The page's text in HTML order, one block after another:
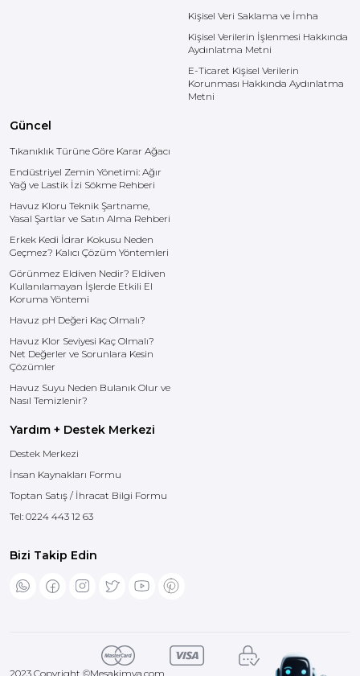
Kişisel Veri Saklama ve İmha
Kişisel Verilerin İşlenmesi Hakkında
Aydınlatma Metni
E-Ticaret Kişisel Verilerin
Korunması Hakkında Aydınlatma
Metni
Güncel
Tıkanıklık Türüne Göre Karar Ağacı
Endüstriyel Zemin Yönetimi: Ağır
Yağ ve Lastik İzi Sökme Rehberi
Havuz Kloru Teknik Şartname,
Yasal Şartlar ve Satın Alma Rehberi
Erkek Kedi İdrar Kokusu Neden
Geçmez? Kalıcı Çözüm Yöntemleri
Görünmez Eldiven Nedir? Eldiven
Kullanılamayan İşlerde Etkili El
Koruma Yöntemi
Havuz pH Değeri Kaç Olmalı?
Havuz Klor Seviyesi Kaç Olmalı?
Net Değerler ve Sorunlara Kesin
Çözümler
Havuz Suyu Neden Bulanık Olur ve
Nasıl Temizlenir?
Yardım + Destek Merkezi
Destek Merkezi
İnsan Kaynakları Formu
Toptan Satış / İhracat Bilgi Formu
Tel: 0224 443 12 63
Bizi Takip Edin
2023 Copyright ©Mesakimya.com